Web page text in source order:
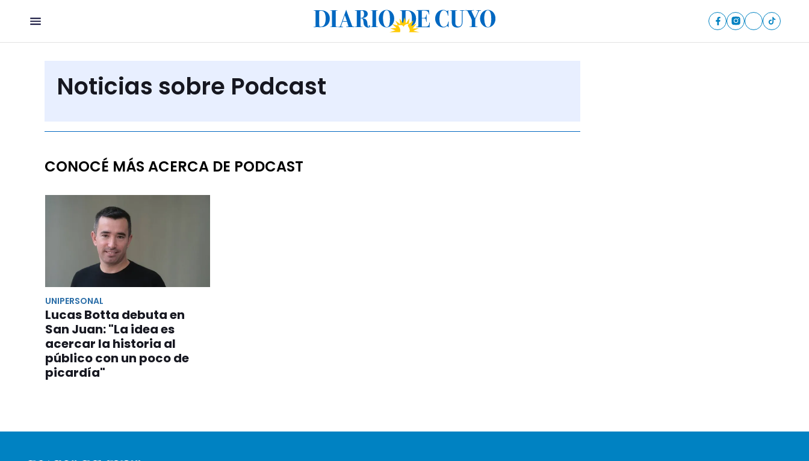
Noticias sobre Podcast
CONOCÉ MÁS ACERCA DE PODCAST
UNIPERSONAL
Lucas Botta debuta en
San Juan: "La idea es
acercar la historia al
público con un poco de
picardía"